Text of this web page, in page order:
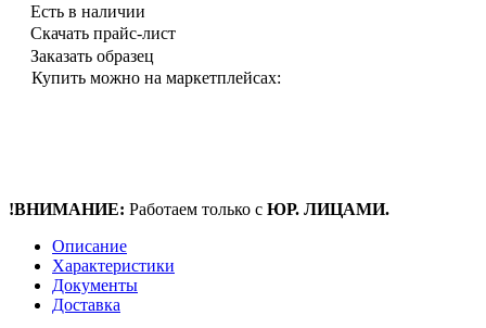
Есть в наличии
Скачать прайс-лист
Заказать образец
Купить можно на маркетплейсах:
!ВНИМАНИЕ: Работаем только с ЮР. ЛИЦАМИ.
Описание
Характеристики
Документы
Доставка